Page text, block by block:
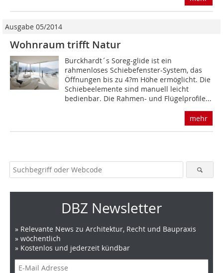
Ausgabe 05/2014
Wohnraum trifft Natur
Burckhardt´s Soreg-glide ist ein
rahmenloses Schiebefenster-System, das
Öffnungen bis zu 4?m Höhe ermöglicht. Die
Schiebeelemen­te sind manuell leicht
bedienbar. Die Rahmen- und Flügelprofile...
mehr
DBZ Newsletter
» Relevante News zu Architektur, Recht und Baupraxis
» wöchentlich
» Kostenlos und jederzeit kündbar